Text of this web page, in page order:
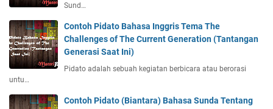
Sund…
Contoh Pidato Bahasa Inggris Tema The
Challenges of The Current Generation (Tantangan
Generasi Saat Ini)
Pidato adalah sebuah kegiatan berbicara atau berorasi
untu…
Contoh Pidato (Biantara) Bahasa Sunda Tentang